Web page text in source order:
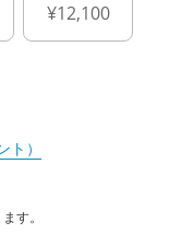
¥12,100
）
す。